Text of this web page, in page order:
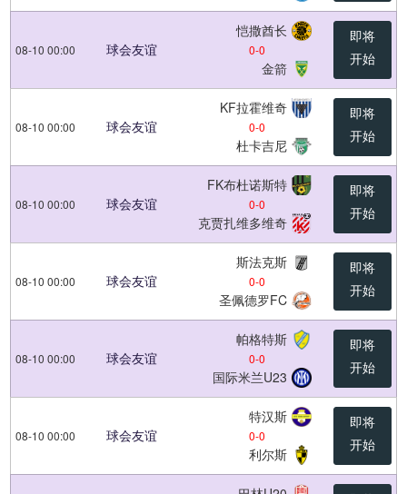
08-10 00:00 球会友谊
恺撒酋长
0-0
金箭
即将
开始
08-10 00:00 球会友谊
KF拉霍维奇
0-0
杜卡吉尼
即将
开始
08-10 00:00 球会友谊
FK布杜诺斯特
0-0
克贾扎维多维奇
即将
开始
08-10 00:00 球会友谊
斯法克斯
0-0
圣佩德罗FC
即将
开始
08-10 00:00 球会友谊
帕格特斯
0-0
国际米兰U23
即将
开始
08-10 00:00 球会友谊
特汉斯
0-0
利尔斯
即将
开始